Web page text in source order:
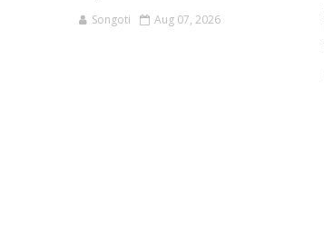
Songoti Aug 07, 2026